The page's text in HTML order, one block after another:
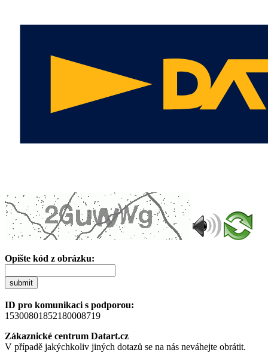
Opište kód z obrázku:
submit
ID pro komunikaci s podporou:
15300801852180008719
Zákaznické centrum Datart.cz
V případě jakýchkoliv jiných dotazů se na nás neváhejte obrátit.